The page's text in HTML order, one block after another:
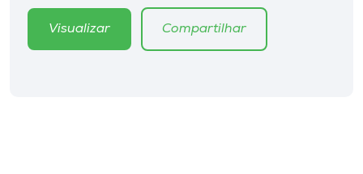
Editora
Visualizar Compartilhar